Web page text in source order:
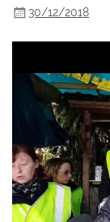
30/12/2018